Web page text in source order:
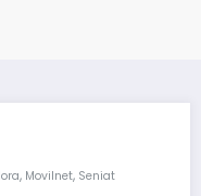
, Movilnet, Seniat